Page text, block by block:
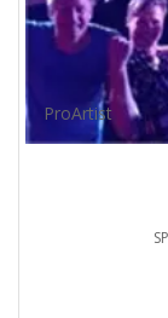
ProArtist